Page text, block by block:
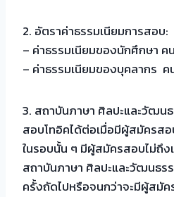
2. อัตราค่าธรรมเนียมการสอบ:
– ค่าธรรมเนียมของนักศึกษา ค
– ค่าธรรมเนียมของบุคลากร ค
3. สถาบันภาษา ศิลปะและวัฒน
สอบโทอิคได้ต่อเมื่อมีผู้สมัครส
ในรอบนั้น ๆ มีผู้สมัครสอบไม่ถึ
สถาบันภาษา ศิลปะและวัฒนธร
ครั้งถัดไปหรือจนกว่าจะมีผู้สมั